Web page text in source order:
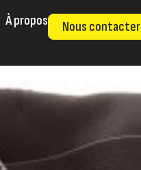
À propos Nous contacter